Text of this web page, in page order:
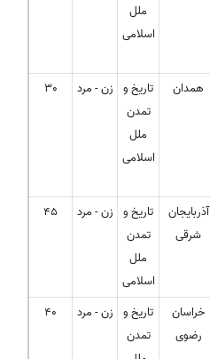
ملل
اسلامی
همدان
تاریخ و
تمدن
ملل
اسلامی
زن - مرد 30
آذربایجان
شرقی
تاریخ و
تمدن
ملل
اسلامی
زن - مرد 45
خراسان
رضوی
تاریخ و
تمدن
زن - مرد 40